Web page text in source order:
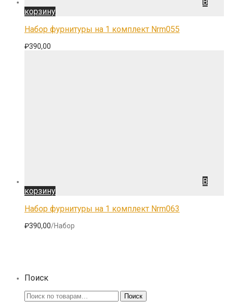
В
корзину
Набор фурнитуры на 1 комплект Nrm055
₽390,00
В
корзину
Набор фурнитуры на 1 комплект Nrm063
₽390,00/Набор
Поиск
Искать: Поиск